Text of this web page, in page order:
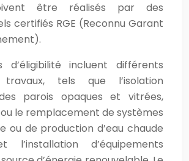
être réalisés par des
certifiés RGE (Reconnu Garant
d’éligibilité incluent différents
tels que l’isolation
parois opaques et vitrées,
ou le remplacement de systèmes
ou de production d’eau chaude
l’installation d’équipements